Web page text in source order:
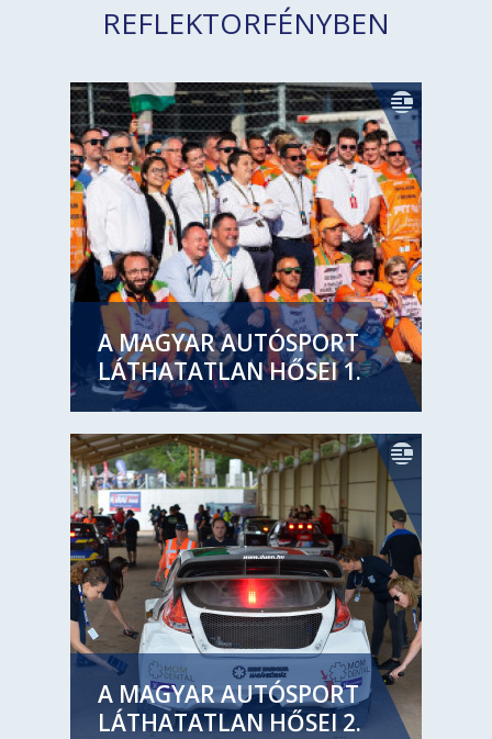
REFLEKTORFÉNYBEN
A MAGYAR AUTÓSPORT
LÁTHATATLAN HŐSEI 1.
A MAGYAR AUTÓSPORT
LÁTHATATLAN HŐSEI 2.